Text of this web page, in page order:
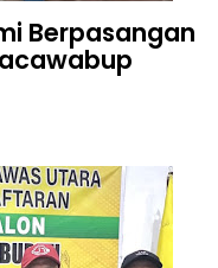
Berpasangan